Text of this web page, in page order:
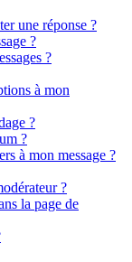
une réponse ?
?
?
à mon
?
?
à mon message ?
?
la page de